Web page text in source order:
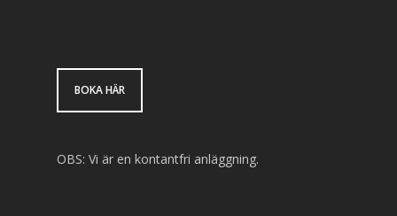
BOKA HÄR
OBS: Vi är en kontantfri anläggning.